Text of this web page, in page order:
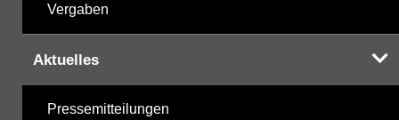
Vergaben
Aktuelles
Pressemitteilungen